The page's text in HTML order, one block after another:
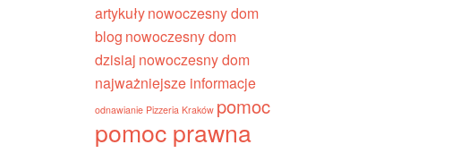
artykułynowoczesny dom
blog nowoczesny dom
dzisiaj nowoczesny dom
najważniejsze informacje
odnawianie Pizzeria Kraków pomoc
pomoc prawna